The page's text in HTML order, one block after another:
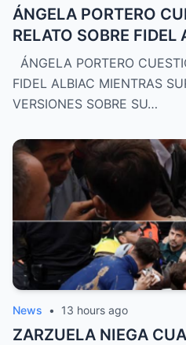
ÁNGELA PORTERO
RELATO SOBRE
ÁNGELA PORTERO
FIDEL ALBIAC MIENTRAS
VERSIONES SOBRE SU…
News • 13 hours ago
ZARZUELA NIEGA